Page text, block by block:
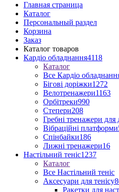
Главная страница
Каталог
Персональный раздел
Корзина
Заказ
Каталог товаров
Кардіо обладнання4118
Каталог
Все Кардіо
Бігові доріжки1272
Велотренажери1163
Орбітреки990
Степери208
Гребні тренажери для
Вібраційні платформи
Спінбайки186
Лижні тренажери16
Настільний теніс1237
Каталог
Все Настільний теніс
Аксесуари для тенісу
Ракетки для